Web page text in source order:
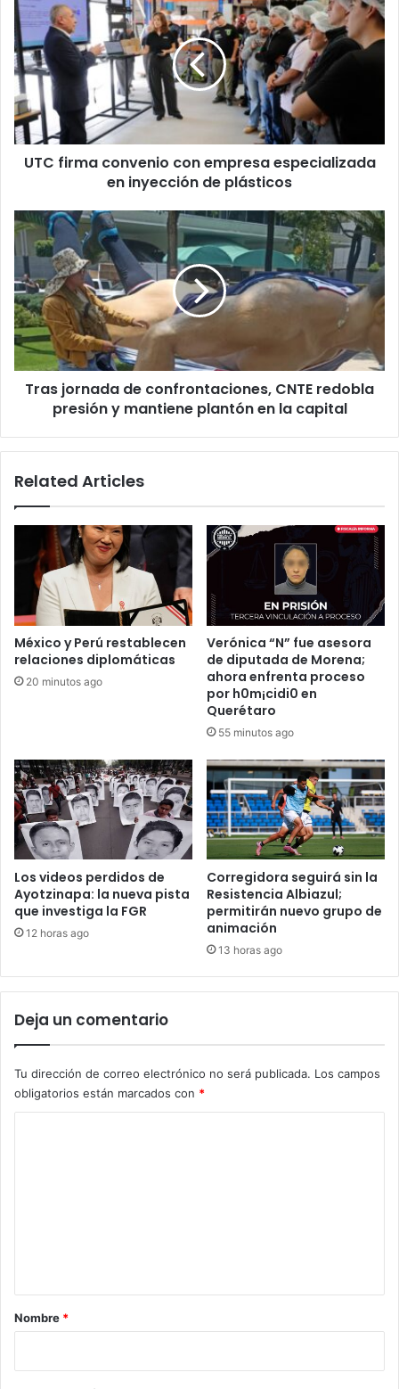
firma
convenio
con
empresa
especializada
en
inyección
de
plásticos
UTC firma convenio con empresa especializada
en inyección de plásticos
Tras
jornada
de
confrontaciones,
CNTE
redobla
presión
y
mantiene
plantón
Tras jornada de confrontaciones, CNTE redobla
presión y mantiene plantón en la capital
Related Articles
México y Perú restablecen
relaciones diplomáticas
20 minutos ago
Verónica “N” fue asesora
de diputada de Morena;
ahora enfrenta proceso
por h0m¡cidi0 en
Querétaro
55 minutos ago
Los videos perdidos de
Ayotzinapa: la nueva pista
que investiga la FGR
12 horas ago
Corregidora seguirá sin la
Resistencia Albiazul;
permitirán nuevo grupo de
animación
13 horas ago
Deja un comentario
Tu dirección de correo electrónico no será publicada. Los campos
obligatorios están marcados con *
rNombre *